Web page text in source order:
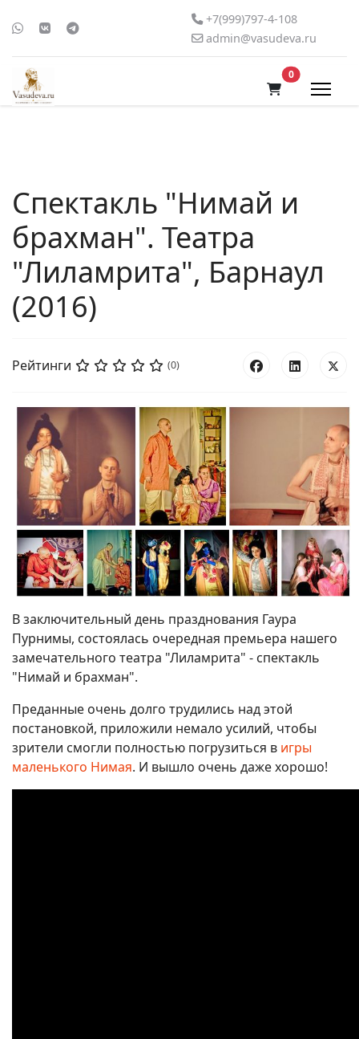
+7(999)797-4-108
admin@vasudeva.ru
0В корзину
Спектакль "Нимай и
брахман". Театра
"Лиламрита", Барнаул
(2016)
Рейтинги (0)
В заключительный день празднования Гаура
Пурнимы, состоялась очередная премьера нашего
замечательного театра "Лиламрита" - спектакль
"Нимай и брахман".
Преданные очень долго трудились над этой
постановкой, приложили немало усилий, чтобы
зрители смогли полностью погрузиться в игры
маленького Нимая. И вышло очень даже хорошо!